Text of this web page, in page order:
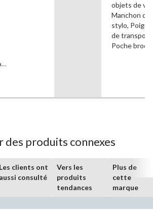
objets de
Manchon de
stylo,
de transport,
Poche
des produits connexes
Les clients ont
aussi consulté
Vers les
produits
tendances
Plus de
cette
marque